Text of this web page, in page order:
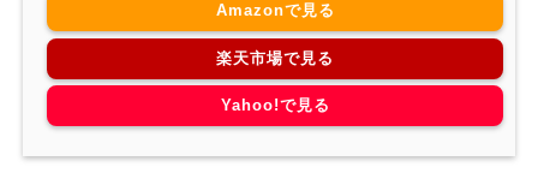
Amazonで見る
楽天市場で見る
Yahoo!で見る